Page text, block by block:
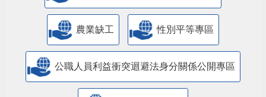
農業缺工 性別平等專區
公職人員利益衝突迴避法身分關係公開專區